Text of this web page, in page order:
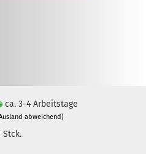
ca. 3-4 Arbeitstage
abweichend)
Stck.